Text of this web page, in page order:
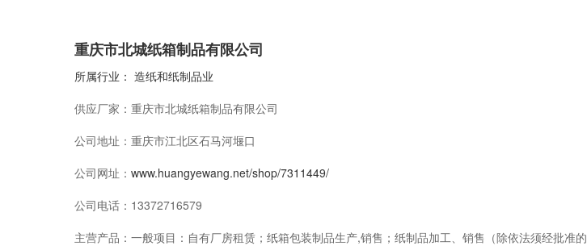
重庆市北城纸箱制品有限公司
所属行业： 造纸和纸制品业
供应厂家： 重庆市北城纸箱制品有限公司
公司地址： 重庆市江北区石马河堰口
公司网址： www.huangyewang.net/shop/7311449/
公司电话： 13372716579
主营产品： 一般项目：自有厂房租赁；纸箱包装制品生产,销售；纸制品加工、销售（除依法须经批准的